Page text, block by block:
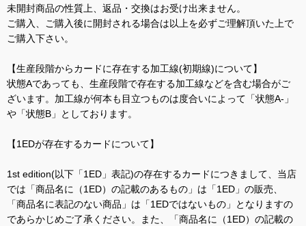
未開封商品の性質上、返品・交換はお受け出来ません。
ご購入、ご購入後に開封される場合は以上を必ずご理解頂いた上で
ご購入下さい。
【生産段階からカードに存在する加工線(初期線)について】
状態Aであっても、生産段階で存在する加工線などを含む場合がご
ざいます。加工線が何本も目立つものは度合いによって「状態A-」
や「状態B」としております。
【1EDが存在するカードについて】
1st edition(以下「1ED」表記)の存在するカードにつきまして、当店
では「商品名に（1ED）の記載のあるもの」は「1ED」の販売、
「商品名に表記のない商品」は「1EDではないもの」となりますの
であらかじめご了承ください。また、「商品名に（1ED）の記載の